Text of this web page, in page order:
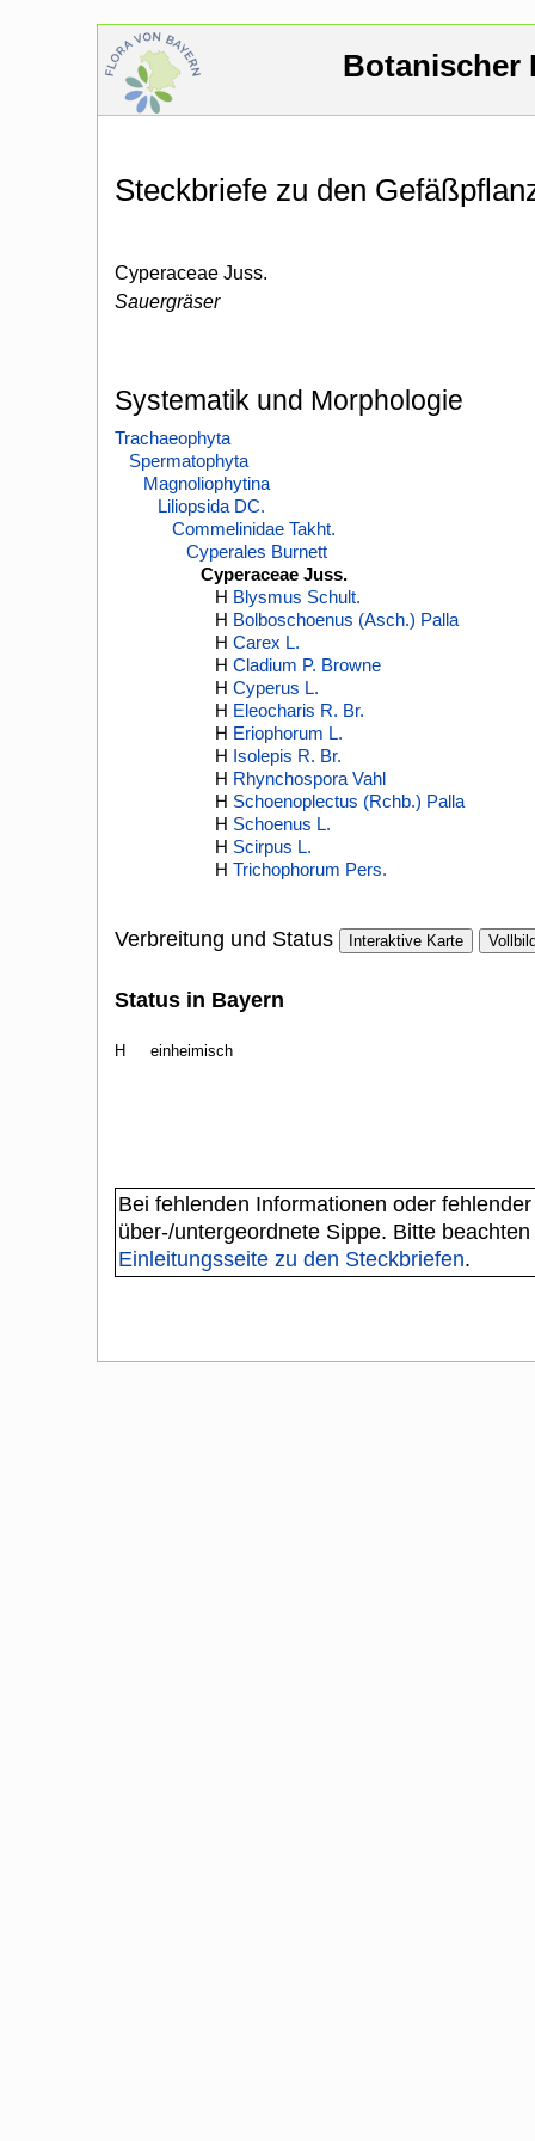
Botanischer
Steckbriefe zu den
Cyperaceae Juss.
Sauergräser
Systematik und Morphologie
Trachaeophyta
Spermatophyta
Magnoliophytina
Liliopsida DC.
Commelinidae Takht.
Cyperales Burnett
Cyperaceae Juss.
H Blysmus Schult.
H Bolboschoenus (Asch.) Palla
H Carex L.
H Cladium P. Browne
H Cyperus L.
H Eleocharis R. Br.
H Eriophorum L.
H Isolepis R. Br.
H Rhynchospora Vahl
H Schoenoplectus (Rchb.) Palla
H Schoenus L.
H Scirpus L.
H Trichophorum Pers.
Verbreitung und Status Interaktive Karte
Status in Bayern
H einheimisch
Bei fehlenden Informationen oder
über-/untergeordnete Sippe. Bitte
Einleitungsseite zu den Steckbriefen.